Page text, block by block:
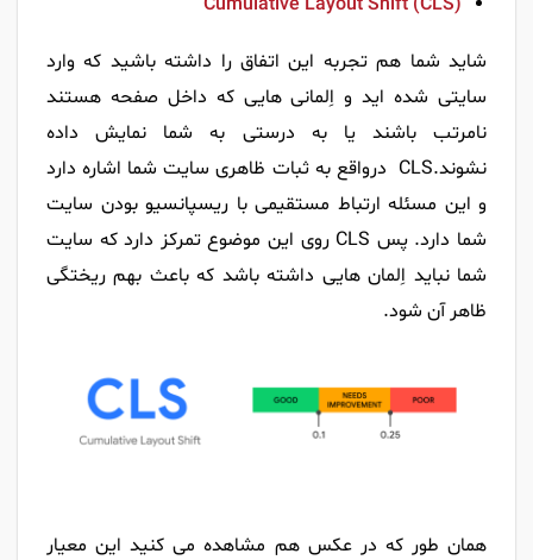
شاید شما هم تجربه این اتفاق را داشته باشید که وارد
سایتی شده اید و اِلمانی هایی که داخل صفحه هستند
نامرتب باشند یا به درستی به شما نمایش داده
نشوند.CLS درواقع به ثبات ظاهری سایت شما اشاره دارد
و این مسئله ارتباط مستقیمی با ریسپانسیو بودن سایت
شما دارد. پس CLS روی این موضوع تمرکز دارد که سایت
شما نباید اِلمان هایی داشته باشد که باعث بهم ریختگی
ظاهر آن شود.
همان طور که در عکس هم مشاهده می کنید این معیار